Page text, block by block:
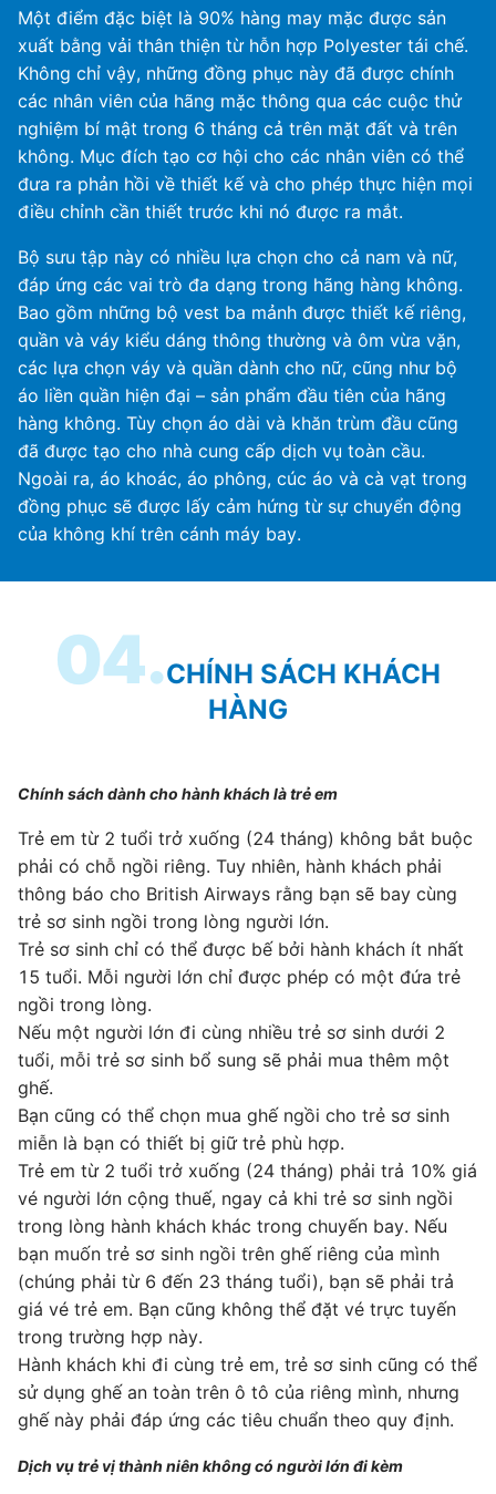
Một điểm đặc biệt là 90% hàng may mặc được sản
xuất bằng vải thân thiện từ hỗn hợp Polyester tái chế.
Không chỉ vậy, những đồng phục này đã được chính
các nhân viên của hãng mặc thông qua các cuộc thử
nghiệm bí mật trong 6 tháng cả trên mặt đất và trên
không. Mục đích tạo cơ hội cho các nhân viên có thể
đưa ra phản hồi về thiết kế và cho phép thực hiện mọi
điều chỉnh cần thiết trước khi nó được ra mắt.
Bộ sưu tập này có nhiều lựa chọn cho cả nam và nữ,
đáp ứng các vai trò đa dạng trong hãng hàng không.
Bao gồm những bộ vest ba mảnh được thiết kế riêng,
quần và váy kiểu dáng thông thường và ôm vừa vặn,
các lựa chọn váy và quần dành cho nữ, cũng như bộ
áo liền quần hiện đại – sản phẩm đầu tiên của hãng
hàng không. Tùy chọn áo dài và khăn trùm đầu cũng
đã được tạo cho nhà cung cấp dịch vụ toàn cầu.
Ngoài ra, áo khoác, áo phông, cúc áo và cà vạt trong
đồng phục sẽ được lấy cảm hứng từ sự chuyển động
của không khí trên cánh máy bay.
04.CHÍNH SÁCH KHÁCH
HÀNG
Chính sách dành cho hành khách là trẻ em
Trẻ em từ 2 tuổi trở xuống (24 tháng) không bắt buộc
phải có chỗ ngồi riêng. Tuy nhiên, hành khách phải
thông báo cho British Airways rằng bạn sẽ bay cùng
trẻ sơ sinh ngồi trong lòng người lớn.
Trẻ sơ sinh chỉ có thể được bế bởi hành khách ít nhất
15 tuổi. Mỗi người lớn chỉ được phép có một đứa trẻ
ngồi trong lòng.
Nếu một người lớn đi cùng nhiều trẻ sơ sinh dưới 2
tuổi, mỗi trẻ sơ sinh bổ sung sẽ phải mua thêm một
ghế.
Bạn cũng có thể chọn mua ghế ngồi cho trẻ sơ sinh
miễn là bạn có thiết bị giữ trẻ phù hợp.
Trẻ em từ 2 tuổi trở xuống (24 tháng) phải trả 10% giá
vé người lớn cộng thuế, ngay cả khi trẻ sơ sinh ngồi
trong lòng hành khách khác trong chuyến bay. Nếu
bạn muốn trẻ sơ sinh ngồi trên ghế riêng của mình
(chúng phải từ 6 đến 23 tháng tuổi), bạn sẽ phải trả
giá vé trẻ em. Bạn cũng không thể đặt vé trực tuyến
trong trường hợp này.
Hành khách khi đi cùng trẻ em, trẻ sơ sinh cũng có thể
sử dụng ghế an toàn trên ô tô của riêng mình, nhưng
ghế này phải đáp ứng các tiêu chuẩn theo quy định.
Dịch vụ trẻ vị thành niên không có người lớn đi kèm